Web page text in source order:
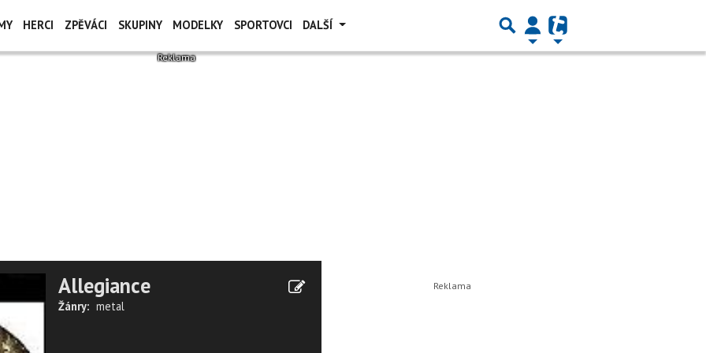
HERCI ZPĚVÁCI SKUPINY MODELKY SPORTOVCI DALŠÍ
Allegiance
Žánry: metal